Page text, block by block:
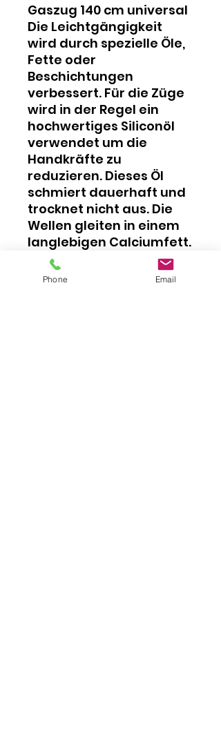
Gaszug 140 cm universal
Die Leichtgängigkeit
wird durch spezielle Öle,
Fette oder
Beschichtungen
verbessert. Für die Züge
wird in der Regel ein
hochwertiges Siliconöl
verwendet um die
Handkräfte zu
reduzieren. Dieses Öl
schmiert dauerhaft und
trocknet nicht aus. Die
Wellen gleiten in einem
langlebigen Calciumfett.
Phone Email